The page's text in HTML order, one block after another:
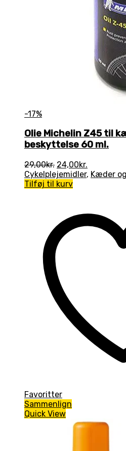
-17%
Olie Michelin Z45 til
beskyttelse 60 ml.
29,00kr. Den
oprindelige
pris
24,00kr.
aktuelle
Cykelplejemidler, Kæder
Tilføj til kurv
Favoritter
Sammenlign
Quick View